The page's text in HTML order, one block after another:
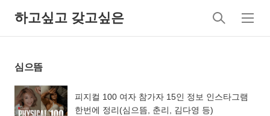
하고싶고 갖고싶은
검
메
심으뜸
피지컬 100 여자 참가자 15인 정보 인스타그램
한번에 정리(심으뜸, 춘리, 김다영 등)